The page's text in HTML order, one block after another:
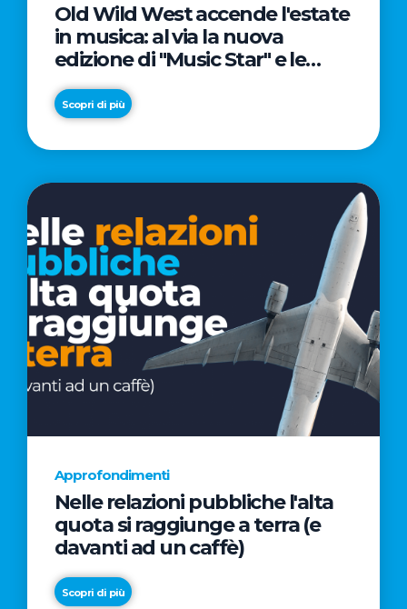
Old Wild West accende l'estate
in musica: al via la nuova
edizione di "Music Star" e le
prestigiose partnership con
Radio Italia e Live Nation
Scopri di più
Approfondimenti
Nelle relazioni pubbliche l'alta
quota si raggiunge a terra (e
davanti ad un caffè)
Scopri di più